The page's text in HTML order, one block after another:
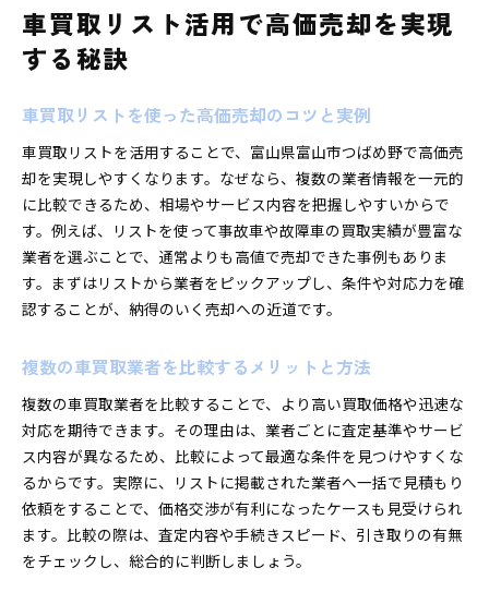
車買取リスト活用で高価売却を実現
する秘訣
車買取リストを使った高価売却のコツと実例
車買取リストを活用することで、富山県富山市つばめ野で高価売
却を実現しやすくなります。なぜなら、複数の業者情報を一元的
に比較できるため、相場やサービス内容を把握しやすいからで
す。例えば、リストを使って事故車や故障車の買取実績が豊富な
業者を選ぶことで、通常よりも高値で売却できた事例もありま
す。まずはリストから業者をピックアップし、条件や対応力を確
認することが、納得のいく売却への近道です。
複数の車買取業者を比較するメリットと方法
複数の車買取業者を比較することで、より高い買取価格や迅速な
対応を期待できます。その理由は、業者ごとに査定基準やサービ
ス内容が異なるため、比較によって最適な条件を見つけやすくな
るからです。実際に、リストに掲載された業者へ一括で見積もり
依頼をすることで、価格交渉が有利になったケースも見受けられ
ます。比較の際は、査定内容や手続きスピード、引き取りの有無
をチェックし、総合的に判断しましょう。